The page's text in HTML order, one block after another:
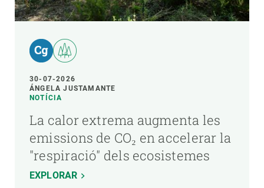
30-07-2026
ÁNGELA JUSTAMANTE
NOTÍCIA
La calor extrema augmenta les
emissions de CO₂ en accelerar la
"respiració" dels ecosistemes
EXPLORAR